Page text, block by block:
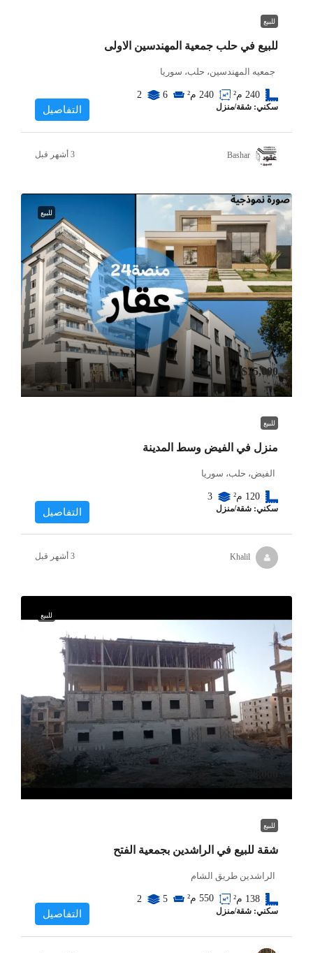
للبيع
للبيع في حلب جمعية المهندسين الاولى
جمعيه المهندسين، حلب، سوريا
240 م² 240 م² 6
2
سكني: شقة/منزل التفاصيل
Bashar
للبيع
$75,000
للبيع
منزل في الفيض وسط المدينة
الفيض، حلب، سوريا
120 م² 3
سكني: شقة/منزل التفاصيل
Khalil
للبيع
للبيع
شقة للبيع في الراشدين بجمعية الفتح
الراشدين طريق الشام
138 م² 550 م² 5
2
سكني: شقة/منزل التفاصيل